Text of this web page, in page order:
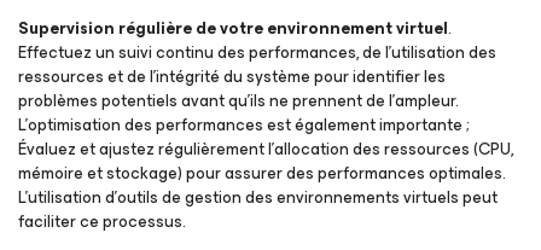
Supervision régulière de votre environnement virtuel.
Effectuez un suivi continu des performances, de l’utilisation des
ressources et de l’intégrité du système pour identifier les
problèmes potentiels avant qu’ils ne prennent de l’ampleur.
L’optimisation des performances est également importante ;
Évaluez et ajustez régulièrement l’allocation des ressources (CPU,
mémoire et stockage) pour assurer des performances optimales.
L’utilisation d’outils de gestion des environnements virtuels peut
faciliter ce processus.